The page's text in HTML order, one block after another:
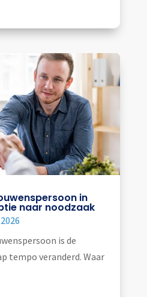
in
naar noodzaak
is de
tempo veranderd. Waar